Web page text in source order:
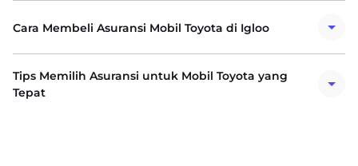
Cara Membeli Asuransi Mobil Toyota di Igloo
Tips Memilih Asuransi untuk Mobil Toyota yang
Tepat